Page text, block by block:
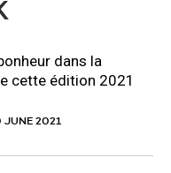
dans la
cette édition 2021
JUNE 2021